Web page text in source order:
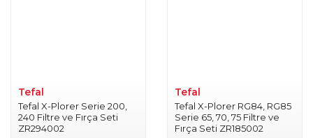
Tefal
Tefal X-Plorer Serie 200,
240 Filtre ve Fırça Seti
ZR294002
Tefal
Tefal X-Plorer RG84, RG85
Serie 65, 70, 75 Filtre ve
Fırça Seti ZR185002